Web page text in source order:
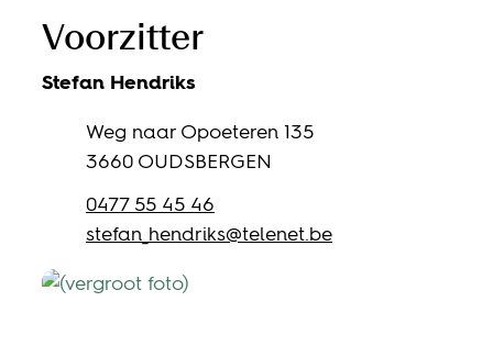
Voorzitter
Stefan Hendriks
AdresWeg naar Opoeteren 135
,3660 OUDSBERGEN
0477 55 45 46
E-mailstefan_hendriks@telenet.be